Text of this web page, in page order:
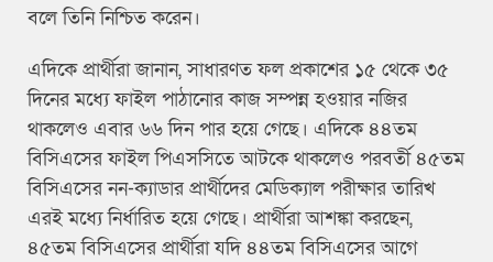
বলে তিনি নিশ্চিত করেন।
এদিকে প্রার্থীরা জানান, সাধারণত ফল প্রকাশের ১৫ থেকে ৩৫
দিনের মধ্যে ফাইল পাঠানোর কাজ সম্পন্ন হওয়ার নজির
থাকলেও এবার ৬৬ দিন পার হয়ে গেছে। এদিকে ৪৪তম
বিসিএসের ফাইল পিএসসিতে আটকে থাকলেও পরবর্তী ৪৫তম
বিসিএসের নন-ক্যাডার প্রার্থীদের মেডিক্যাল পরীক্ষার তারিখ
এরই মধ্যে নির্ধারিত হয়ে গেছে। প্রার্থীরা আশঙ্কা করছেন,
৪৫তম বিসিএসের প্রার্থীরা যদি ৪৪তম বিসিএসের আগে